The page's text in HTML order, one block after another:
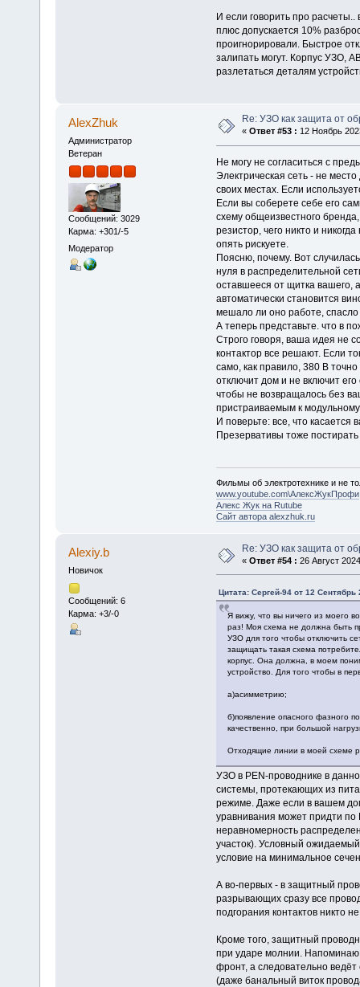
И если говорить про
плюс допускается 10%
проигнорировали. Быстрое
залипать могут. Корпус УЗО,
разлетаться деталям
AlexZhuk
Администратор
Ветеран
Сообщений: 3029
Карма: +301/-5
Модератор
Re: УЗО как защита от
« Ответ #53 : 12 Ноябрь
Не могу не согласиться с
Электрическая сеть - не
своих местах. Если
Если вы соберете себе его
схему общеизвестного
резистор, чего никто и
опять рискуете.
Поясню, почему. Вот
нуля в распределительной
оставшееся от щитка вашего,
автоматически становится
мешало ли оно работе, спасло
А теперь представьте. что в
Строго говоря, ваша идея не
контактор все решают. Если
само, как правило, 380 В
отключит дом и не включит
чтобы не возвращалось без
пристраиваемым к
И поверьте: все, что касается
Презервативы тоже
Фильмы об электротехнике и не
www.youtube.com\АлексЖукПрофи
Алекс Жук на Rutube
Сайт автора alexzhuk.ru
Alexiy.b
Новичок
Сообщений: 6
Карма: +3/-0
Re: УЗО как защита от
« Ответ #54 : 26 Август
Цитата: Сергей-94 от 12 Сентябрь
Я вижу, что вы ничего из моего
раз! Моя схема не должна быть
УЗО для того чтобы отключить
защищать такая схема
корпус. Она должна, в моем
устройство. Для того чтобы в
а)асимметрию;
б)появление опасного фазного
качественно, при большой
Отходящие линии в моей схеме
УЗО в PEN-проводнике в
системы, протекающих из
режиме. Даже если в вашем
уравнивания может придти по
неравномерность
участок). Условный
условие на минимальное
А во-первых - в защитный
разрывающих сразу все
подгорания контактов никто
Кроме того, защитный
при ударе молнии.
фронт, а следовательно ведёт
(даже банальный виток